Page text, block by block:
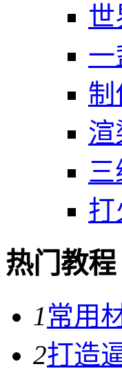
一
制
渲
三
打
热门教程
1常用
2打造